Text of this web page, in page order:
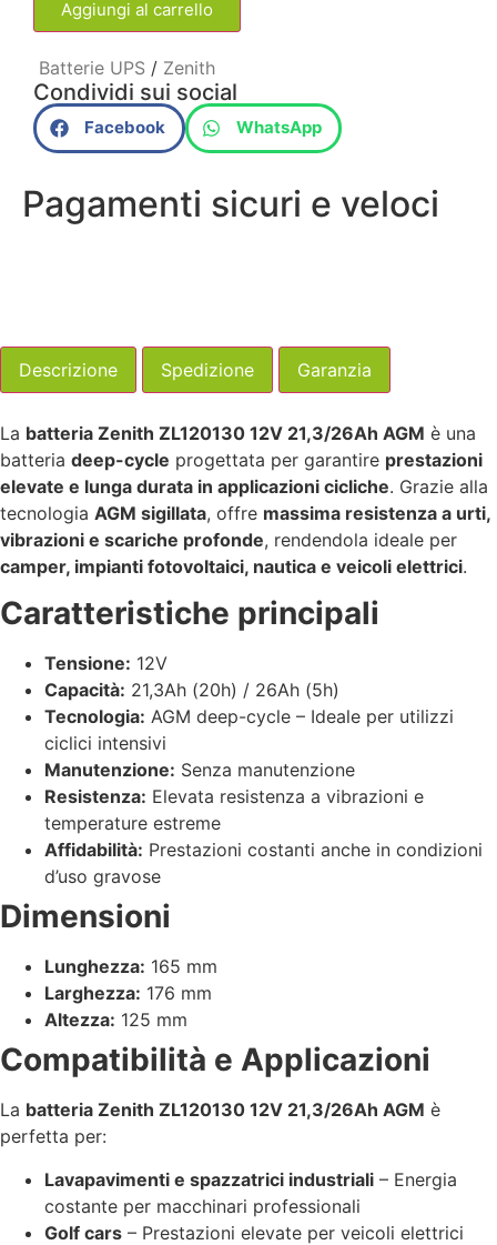
Aggiungi al carrello
Batterie UPS / Zenith
Condividi sui social
Facebook WhatsApp
Pagamenti sicuri e veloci
Descrizione Spedizione Garanzia
La batteria Zenith ZL120130 12V 21,3/26Ah AGM è una
batteria deep-cycle progettata per garantire prestazioni
elevate e lunga durata in applicazioni cicliche. Grazie alla
tecnologia AGM sigillata, offre massima resistenza a urti,
vibrazioni e scariche profonde, rendendola ideale per
camper, impianti fotovoltaici, nautica e veicoli elettrici.
Caratteristiche principali
Tensione: 12V
Capacità: 21,3Ah (20h) / 26Ah (5h)
Tecnologia: AGM deep-cycle – Ideale per utilizzi
ciclici intensivi
Manutenzione: Senza manutenzione
Resistenza: Elevata resistenza a vibrazioni e
temperature estreme
Affidabilità: Prestazioni costanti anche in condizioni
d’uso gravose
Dimensioni
Lunghezza: 165 mm
Larghezza: 176 mm
Altezza: 125 mm
Compatibilità e Applicazioni
La batteria Zenith ZL120130 12V 21,3/26Ah AGM è
perfetta per:
Lavapavimenti e spazzatrici industriali – Energia
costante per macchinari professionali
Golf cars – Prestazioni elevate per veicoli elettrici